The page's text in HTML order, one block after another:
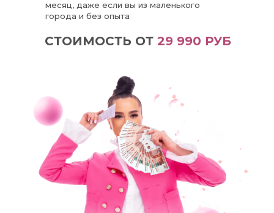
СТОИМОСТЬ ОТ 29 990 РУБ
месяц, даже если вы из маленького
города и без опыта